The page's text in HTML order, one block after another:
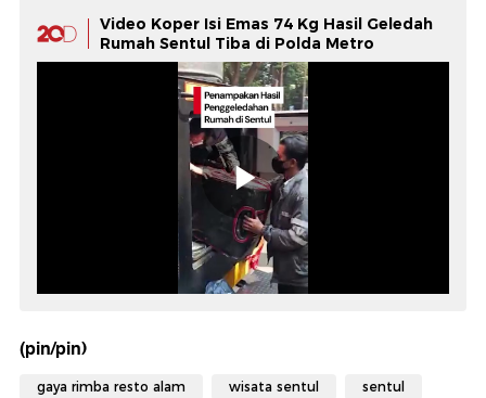
Video Koper Isi Emas 74 Kg Hasil Geledah
Rumah Sentul Tiba di Polda Metro
(pin/pin)
gaya rimba resto alam wisata sentul sentul